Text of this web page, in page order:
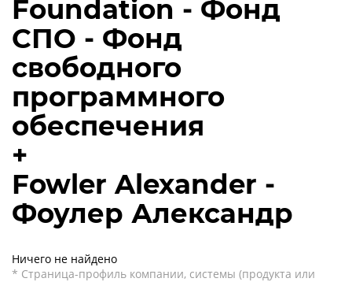
Foundation - Фонд
СПО - Фонд
свободного
программного
обеспечения
+
Fowler Alexander -
Фоулер Александр
Ничего не найдено
* Страница-профиль компании, системы (продукта или